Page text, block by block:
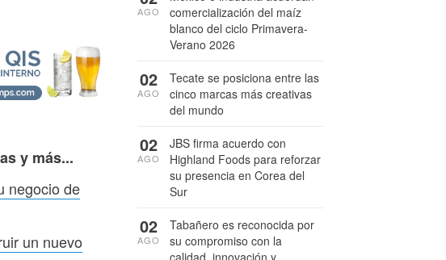
y más...
negocio de
un nuevo
comercialización del maíz
blanco del ciclo Primavera-
Verano 2026
AGO
Tecate se posiciona entre las
cinco marcas más creativas
del mundo
02
AGO
JBS firma acuerdo con
Highland Foods para reforzar
su presencia en Corea del
Sur
02
AGO
Tabañero es reconocida por
su compromiso con la
calidad, innovación y
02
AGO